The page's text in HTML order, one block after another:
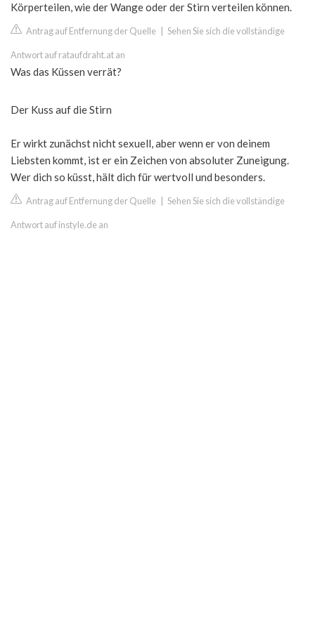
Körperteilen, wie der Wange oder der Stirn verteilen können.
Antrag auf Entfernung der Quelle Sehen Sie sich die vollständige
Antwort auf rataufdraht.at an
Was das Küssen verrät?
Der Kuss auf die Stirn
Er wirkt zunächst nicht sexuell, aber wenn er von deinem
Liebsten kommt, ist er ein Zeichen von absoluter Zuneigung.
Wer dich so küsst, hält dich für wertvoll und besonders.
Antrag auf Entfernung der Quelle Sehen Sie sich die vollständige
Antwort auf instyle.de an